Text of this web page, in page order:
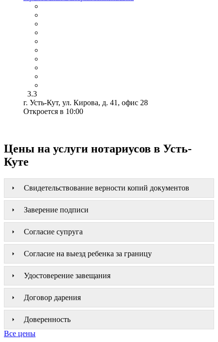
3.3
г. Усть-Кут, ул. Кирова, д. 41, офис 28
Откроется в 10:00
Цены на услуги нотариусов в Усть-
Куте
Свидетельствование верности копий документов
Заверение подписи
Согласие супруга
Согласие на выезд ребенка за границу
Удостоверение завещания
Договор дарения
Доверенность
Все цены